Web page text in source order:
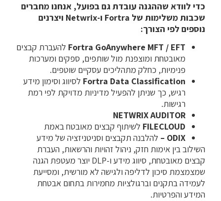
כדי לוודא שההגנה עובדת גם בפועל, אנחנו מחברים
שכבות משלימות של Fortra ו-Netwrix ויצרנים
נוספים לפי הצורך:
Fortra GoAnywhere MFT / EFT להעברת קבצים
מאובטחת ומוצפנת מול שותפים, ספקים ומערכות
פנימיות, כחלק מתהליכים עסקיים שוטפים.
Fortra Data Classification לסיווג וסימון מידע
רגיש, כך שניתן להפעיל מדיניות מדויקת לפי רמת
רגישות.
NETWRIX AUDITOR
FILECLOUD לשיתוף קבצים מאובטח באמת
ODIX –
להלבנה תקבצים וסניטניזציה של מידע
השילוב בין אימות חזק, ניהול זהויות והרשאות, העברת
קבצים מאובטחת, סיווג מידע ו-DLP יוצר מעטפת הגנה
שמצמצמת סיכון לדליפה ולגישה לא מורשית, ומסייעת
לעמידה בתקנים וברגולציות מחמירות בתחום אבטחת
המידע והפרטיות.